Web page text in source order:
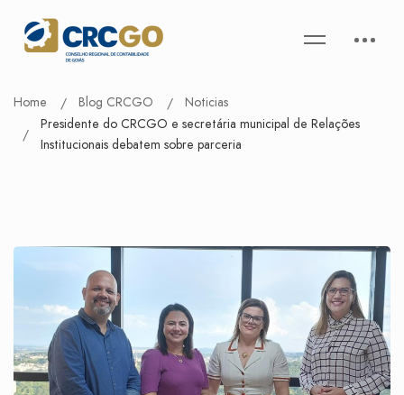
Home Blog CRCGO
Noticias
Presidente do CRCGO e secretária municipal de Relações
Institucionais debatem sobre parceria